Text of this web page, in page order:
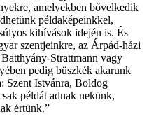
amelyekben bővelkedik
példaképeinkkel,
kihívások idején is. És
szentjeinkre, az Árpád-házi
Strattmann vagy
pedig büszkék akarunk
Szent Istvánra, Boldog
példát adnak nekünk,
értünk.”